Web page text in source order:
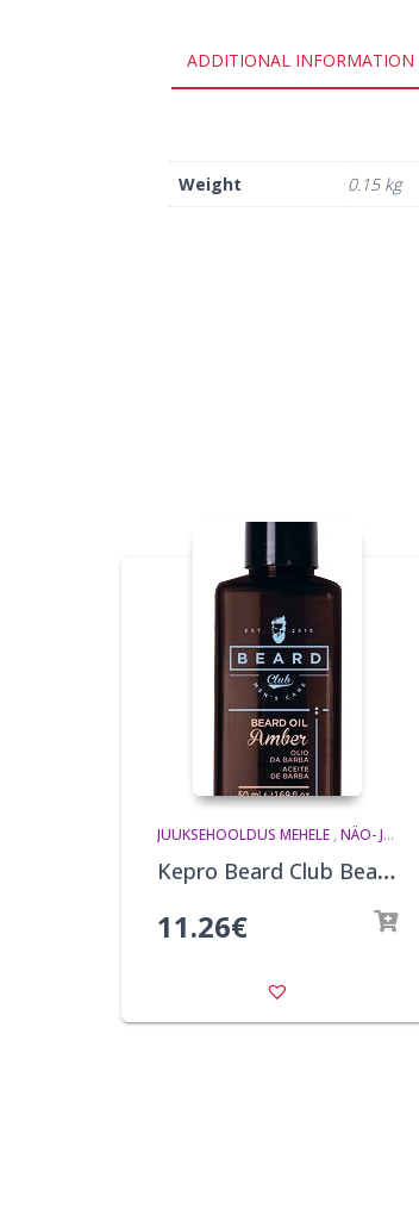
ADDITIONAL INFORMATION
Weight 0.15 kg
JUUKSEHOOLDUS MEHELE , NÄO- JA KEHAHOOLDUS MEHELE
Kepro Beard Club Beard Oil Ambra 50ml
11.26€